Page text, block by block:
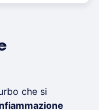
che si